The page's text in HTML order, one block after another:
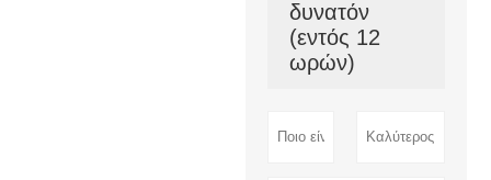
δυνατόν
(εντός 12
ωρών)